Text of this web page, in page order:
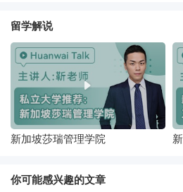
留学解说
新加坡莎瑞管理学院
你可能感兴趣的文章